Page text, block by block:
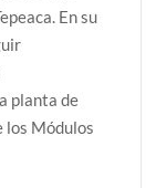
En su
planta de
los Módulos